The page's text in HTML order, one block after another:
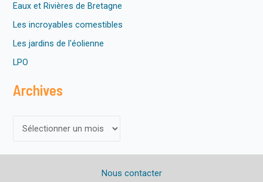
Eaux et Rivières de Bretagne
Les incroyables comestibles
Les jardins de l'éolienne
LPO
Archives
c
Nous contacter